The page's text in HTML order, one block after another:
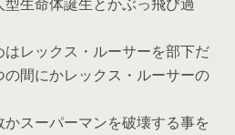
生命体誕生とかぶっ飛び過
レックス・ルーサーを部下だ
間にかレックス・ルーサーの
スーパーマンを破壊する事を